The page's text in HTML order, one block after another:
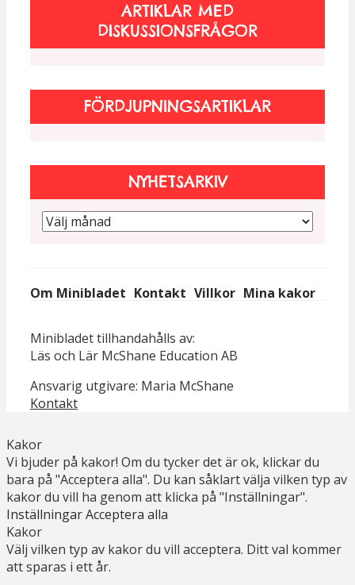
ARTIKLAR MED
DISKUSSIONSFRÅGOR
FÖRDJUPNINGSARTIKLAR
NYHETSARKIV
Om Minibladet Kontakt Villkor Mina kakor
Minibladet tillhandahålls av:
Läs och Lär McShane Education AB
Ansvarig utgivare: Maria McShane
Kontakt
Kakor
Vi bjuder på kakor! Om du tycker det är ok, klickar du
bara på "Acceptera alla". Du kan såklart välja vilken typ av
kakor du vill ha genom att klicka på "Inställningar".
InställningarAcceptera alla
Kakor
Välj vilken typ av kakor du vill acceptera. Ditt val kommer
att sparas i ett år.